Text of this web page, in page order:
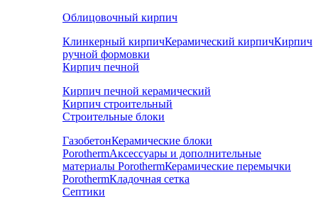
Облицовочный кирпич
Клинкерный кирпичКерамический кирпичКирпич
ручной формовки
Кирпич печной
Кирпич печной керамический
Кирпич строительный
Строительные блоки
ГазобетонКерамические блоки
PorothermАксессуары и дополнительные
материалы PorothermКерамические перемычки
PorothermКладочная сетка
Септики